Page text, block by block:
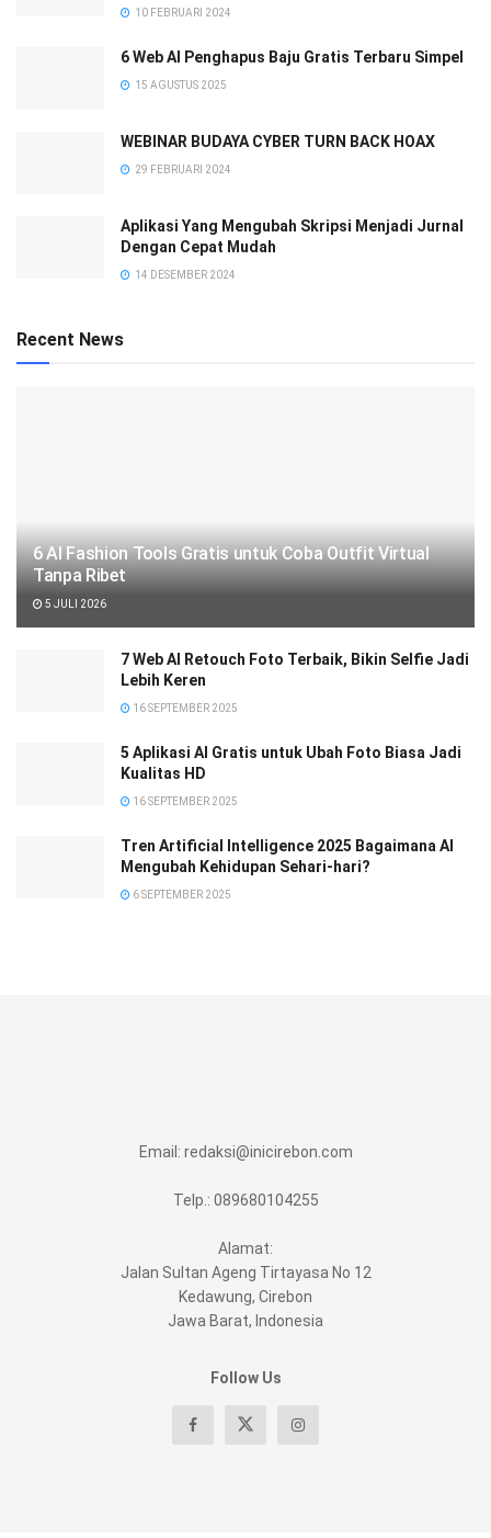
10 FEBRUARI 2024
6 Web AI Penghapus Baju Gratis Terbaru Simpel
15 AGUSTUS 2025
WEBINAR BUDAYA CYBER TURN BACK HOAX
29 FEBRUARI 2024
Aplikasi Yang Mengubah Skripsi Menjadi Jurnal
Dengan Cepat Mudah
14 DESEMBER 2024
Recent News
6 AI Fashion Tools Gratis untuk Coba Outfit Virtual
Tanpa Ribet
5 JULI 2026
7 Web AI Retouch Foto Terbaik, Bikin Selfie Jadi
Lebih Keren
16 SEPTEMBER 2025
5 Aplikasi AI Gratis untuk Ubah Foto Biasa Jadi
Kualitas HD
16 SEPTEMBER 2025
Tren Artificial Intelligence 2025 Bagaimana AI
Mengubah Kehidupan Sehari-hari?
6 SEPTEMBER 2025
Email: redaksi@inicirebon.com
Telp.: 089680104255
Alamat:
Jalan Sultan Ageng Tirtayasa No 12
Kedawung, Cirebon
Jawa Barat, Indonesia
Follow Us